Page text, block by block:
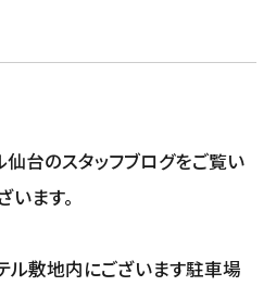
仙台のスタッフブログをご覧い
ます。
ル敷地内にございます駐車場